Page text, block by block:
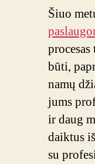
Šiuo
būti,
namų
jums
ir daug
daiktus
su